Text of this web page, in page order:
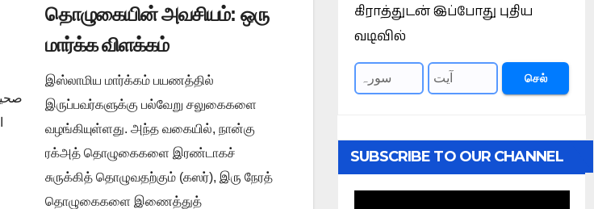
தொழுகையின் அவசியம்: ஒரு
மார்க்க விளக்கம்
இஸ்லாமிய மார்க்கம் பயணத்தில்
இருப்பவர்களுக்கு பல்வேறு சலுகைகளை
வழங்கியுள்ளது. அந்த வகையில், நான்கு
ரக்அத் தொழுகைகளை இரண்டாகச்
சுருக்கித் தொழுவதற்கும் (கஸர்), இரு நேரத்
தொழுகைகளை இணைத்துத்
கிராத்துடன் இப்போது புதிய
வடிவில்
செல்
SUBSCRIBE TO OUR CHANNEL